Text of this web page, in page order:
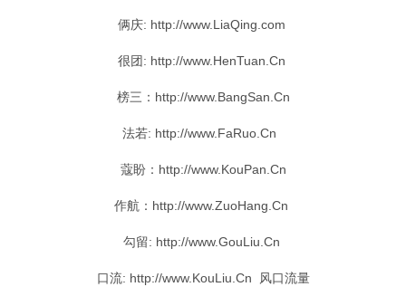
俩庆: http://www.LiaQing.com
很团: http://www.HenTuan.Cn
榜三：http://www.BangSan.Cn
法若: http://www.FaRuo.Cn
蔻盼：http://www.KouPan.Cn
作航 ：http://www.ZuoHang.Cn
勾留: http://www.GouLiu.Cn
口流: http://www.KouLiu.Cn 风口流量